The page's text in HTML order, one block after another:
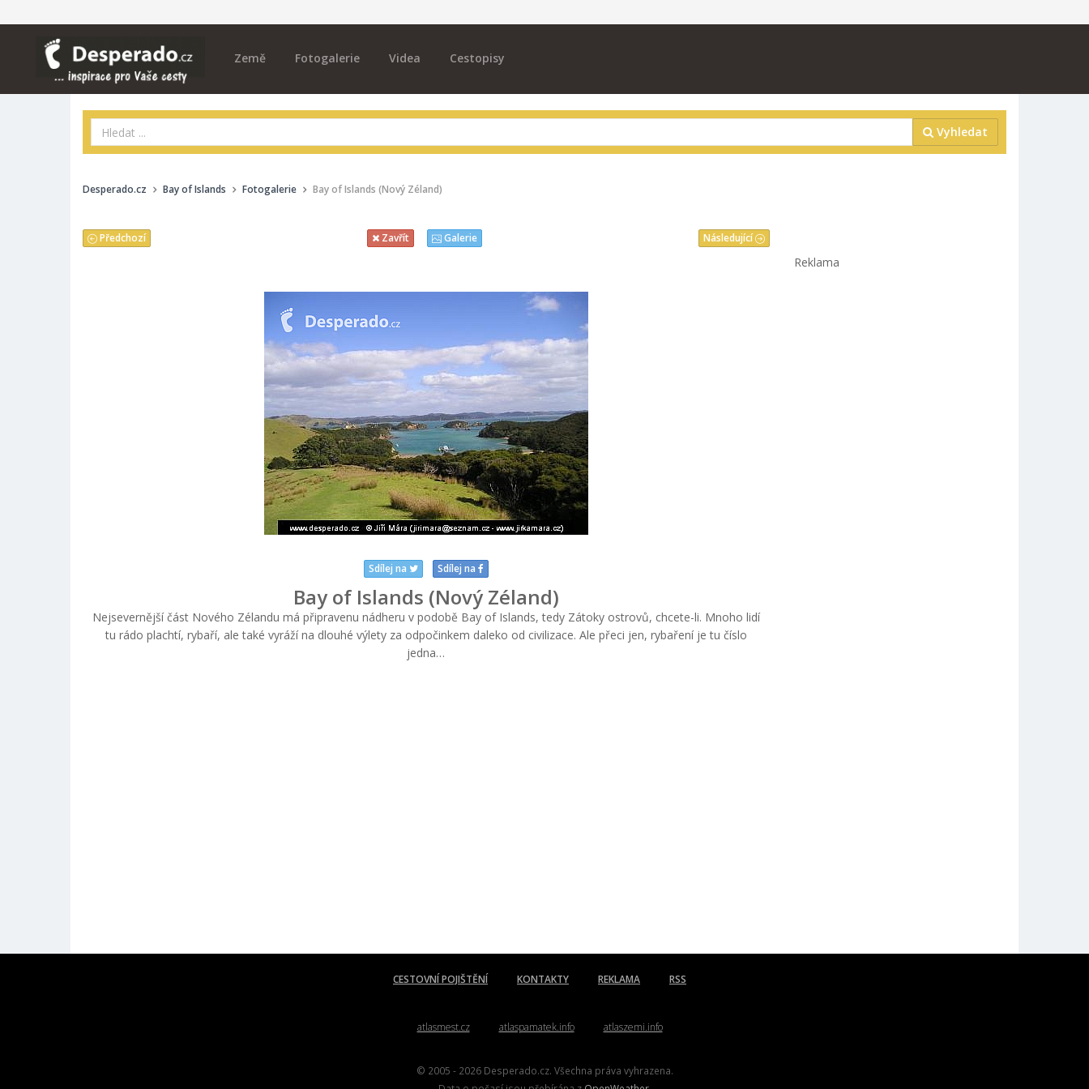
Země Fotogalerie Videa Cestopisy
Vyhledat
Desperado.cz Bay of Islands Fotogalerie Bay of Islands (Nový Zéland)
Následující
Předchozí Zavřít Galerie
Sdílej na Sdílej na
Bay of Islands (Nový Zéland)
Nejsevernější část Nového Zélandu má připravenu nádheru v podobě Bay of Islands, tedy Zátoky ostrovů, chcete-li. Mnoho lidí
tu rádo plachtí, rybaří, ale také vyráží na dlouhé výlety za odpočinkem daleko od civilizace. Ale přeci jen, rybaření je tu číslo
jedna…
Reklama
CESTOVNÍ POJIŠTĚNÍ KONTAKTY REKLAMA RSS
atlasmest.cz atlaspamatek.info atlaszemi.info
© 2005 - 2026 Desperado.cz. Všechna práva vyhrazena.